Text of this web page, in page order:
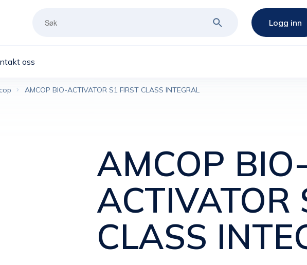
Logg inn
oss
AMCOP BIO-ACTIVATOR S1 FIRST CLASS INTEGRAL
AMCOP BIO-
ACTIVATOR
CLASS